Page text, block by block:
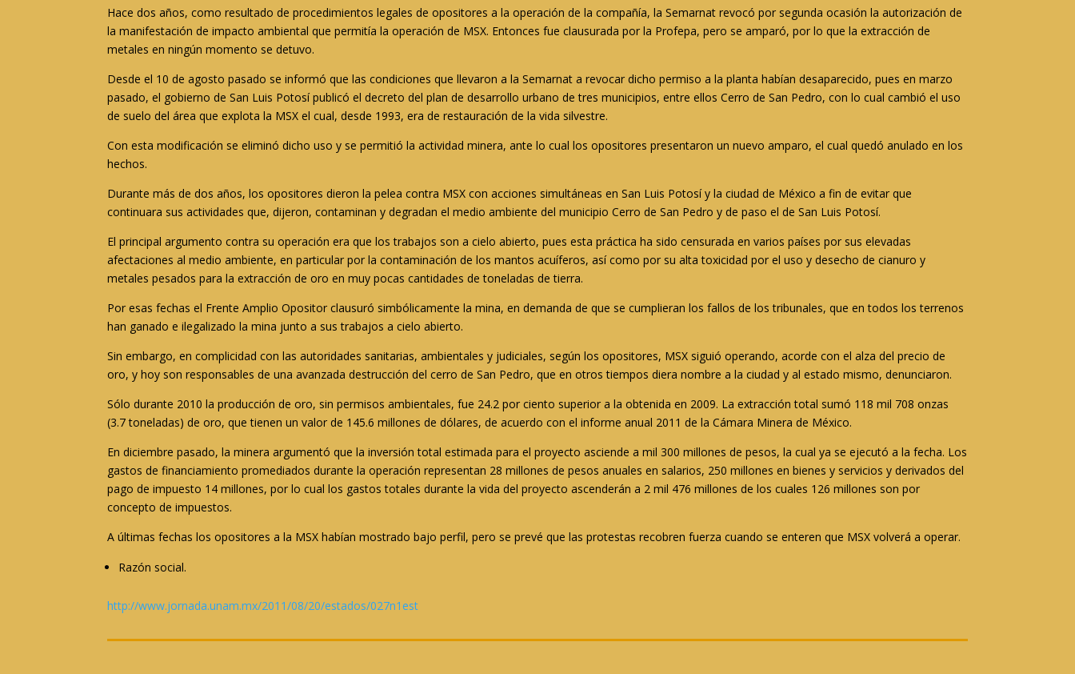
Hace dos años, como resultado de procedimientos legales de opositores a la operación de la compañía, la Semarnat revocó por segunda ocasión la autorización de
la manifestación de impacto ambiental que permitía la operación de MSX. Entonces fue clausurada por la Profepa, pero se amparó, por lo que la extracción de
metales en ningún momento se detuvo.
Desde el 10 de agosto pasado se informó que las condiciones que llevaron a la Semarnat a revocar dicho permiso a la planta habían desaparecido, pues en marzo
pasado, el gobierno de San Luis Potosí publicó el decreto del plan de desarrollo urbano de tres municipios, entre ellos Cerro de San Pedro, con lo cual cambió el uso
de suelo del área que explota la MSX el cual, desde 1993, era de restauración de la vida silvestre.
Con esta modificación se eliminó dicho uso y se permitió la actividad minera, ante lo cual los opositores presentaron un nuevo amparo, el cual quedó anulado en los
hechos.
Durante más de dos años, los opositores dieron la pelea contra MSX con acciones simultáneas en San Luis Potosí y la ciudad de México a fin de evitar que
continuara sus actividades que, dijeron, contaminan y degradan el medio ambiente del municipio Cerro de San Pedro y de paso el de San Luis Potosí.
El principal argumento contra su operación era que los trabajos son a cielo abierto, pues esta práctica ha sido censurada en varios países por sus elevadas
afectaciones al medio ambiente, en particular por la contaminación de los mantos acuíferos, así como por su alta toxicidad por el uso y desecho de cianuro y
metales pesados para la extracción de oro en muy pocas cantidades de toneladas de tierra.
Por esas fechas el Frente Amplio Opositor clausuró simbólicamente la mina, en demanda de que se cumplieran los fallos de los tribunales, que en todos los terrenos
han ganado e ilegalizado la mina junto a sus trabajos a cielo abierto.
Sin embargo, en complicidad con las autoridades sanitarias, ambientales y judiciales, según los opositores, MSX siguió operando, acorde con el alza del precio de
oro, y hoy son responsables de una avanzada destrucción del cerro de San Pedro, que en otros tiempos diera nombre a la ciudad y al estado mismo, denunciaron.
Sólo durante 2010 la producción de oro, sin permisos ambientales, fue 24.2 por ciento superior a la obtenida en 2009. La extracción total sumó 118 mil 708 onzas
(3.7 toneladas) de oro, que tienen un valor de 145.6 millones de dólares, de acuerdo con el informe anual 2011 de la Cámara Minera de México.
En diciembre pasado, la minera argumentó que la inversión total estimada para el proyecto asciende a mil 300 millones de pesos, la cual ya se ejecutó a la fecha. Los
gastos de financiamiento promediados durante la operación representan 28 millones de pesos anuales en salarios, 250 millones en bienes y servicios y derivados del
pago de impuesto 14 millones, por lo cual los gastos totales durante la vida del proyecto ascenderán a 2 mil 476 millones de los cuales 126 millones son por
concepto de impuestos.
A últimas fechas los opositores a la MSX habían mostrado bajo perfil, pero se prevé que las protestas recobren fuerza cuando se enteren que MSX volverá a operar.
Razón social.
http://www.jornada.unam.mx/2011/08/20/estados/027n1est